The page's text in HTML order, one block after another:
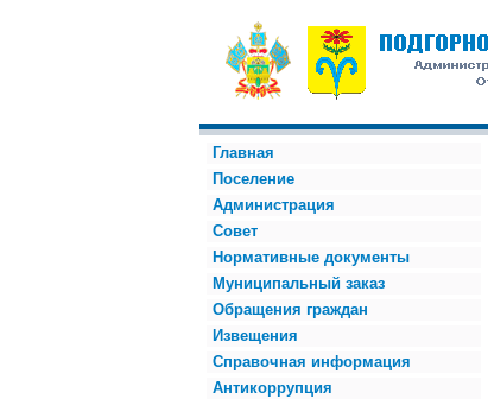
Главная
Поселение
Администрация
Совет
Нормативные документы
Муниципальный заказ
Обращения граждан
Извещения
Справочная информация
Антикоррупция